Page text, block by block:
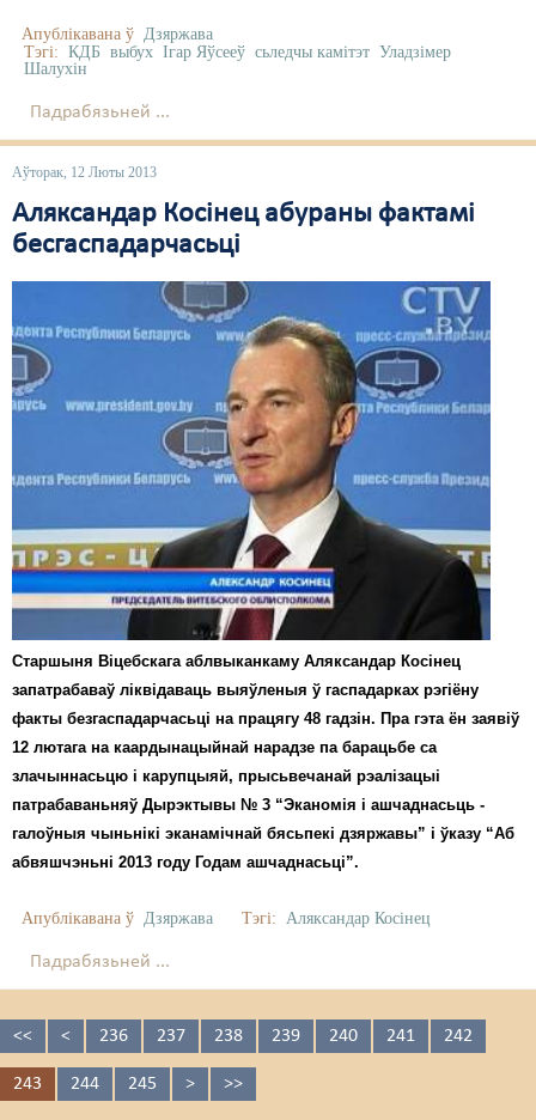
Апублікавана ў Дзяржава
Тэгі: КДБ выбух Ігар Яўсееў сьледчы камітэт Уладзімер
Шалухін
Падрабязьней ...
Аўторак, 12 Люты 2013
Аляксандар Косінец абураны фактамі
бесгаспадарчасьці
Старшыня Віцебскага аблвыканкаму Аляксандар Косінец
запатрабаваў ліквідаваць выяўленыя ў гаспадарках рэгіёну
факты безгаспадарчасьці на працягу 48 гадзін. Пра гэта ён заявіў
12 лютага на каардынацыйнай нарадзе па барацьбе са
злачыннасьцю і карупцыяй, прысьвечанай рэалізацыі
патрабаваньняў Дырэктывы № 3 “Эканомія і ашчаднасьць -
галоўныя чыньнікі эканамічнай бясьпекі дзяржавы” і ўказу “Аб
абвяшчэньні 2013 году Годам ашчаднасьці”.
Апублікавана ў Дзяржава Тэгі: Аляксандар Косінец
Падрабязьней ...
<< < 236 237 238 239 240 241 242
243 244 245 > >>